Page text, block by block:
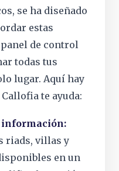
se ha diseñado
estas
de control
todas tus
lugar. Aquí hay
te ayuda:
información:
riads, villas y
en un